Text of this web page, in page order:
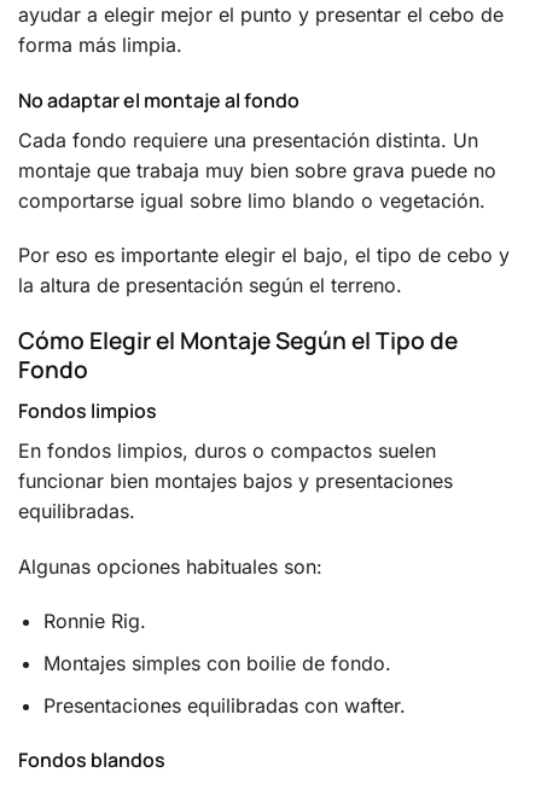
ayudar a elegir mejor el punto y presentar el cebo de
forma más limpia.
No adaptar el montaje al fondo
Cada fondo requiere una presentación distinta. Un
montaje que trabaja muy bien sobre grava puede no
comportarse igual sobre limo blando o vegetación.
Por eso es importante elegir el bajo, el tipo de cebo y
la altura de presentación según el terreno.
Cómo Elegir el Montaje Según el Tipo de
Fondo
Fondos limpios
En fondos limpios, duros o compactos suelen
funcionar bien montajes bajos y presentaciones
equilibradas.
Algunas opciones habituales son:
Ronnie Rig.
Montajes simples con boilie de fondo.
Presentaciones equilibradas con wafter.
Fondos blandos